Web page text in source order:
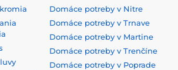
Domáce potreby v Nitre
Domáce potreby v Trnave
Domáce potreby v Martine
Domáce potreby v Trenčíne
Domáce potreby v Poprade